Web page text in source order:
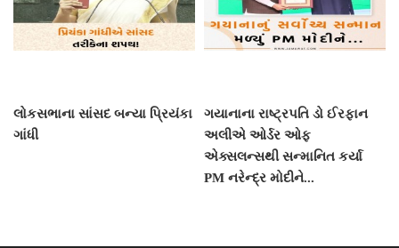
લોકસભાના સાંસદ બન્યા પ્રિયંકા
ગાંધી
ગયાનાના રાષ્ટ્રપતિ ડો ઈરફાન
અલીએ ઓર્ડર ઓફ
એક્સલન્સથી સન્માનિત કર્યા
PM નરેન્દ્ર મોદીને...